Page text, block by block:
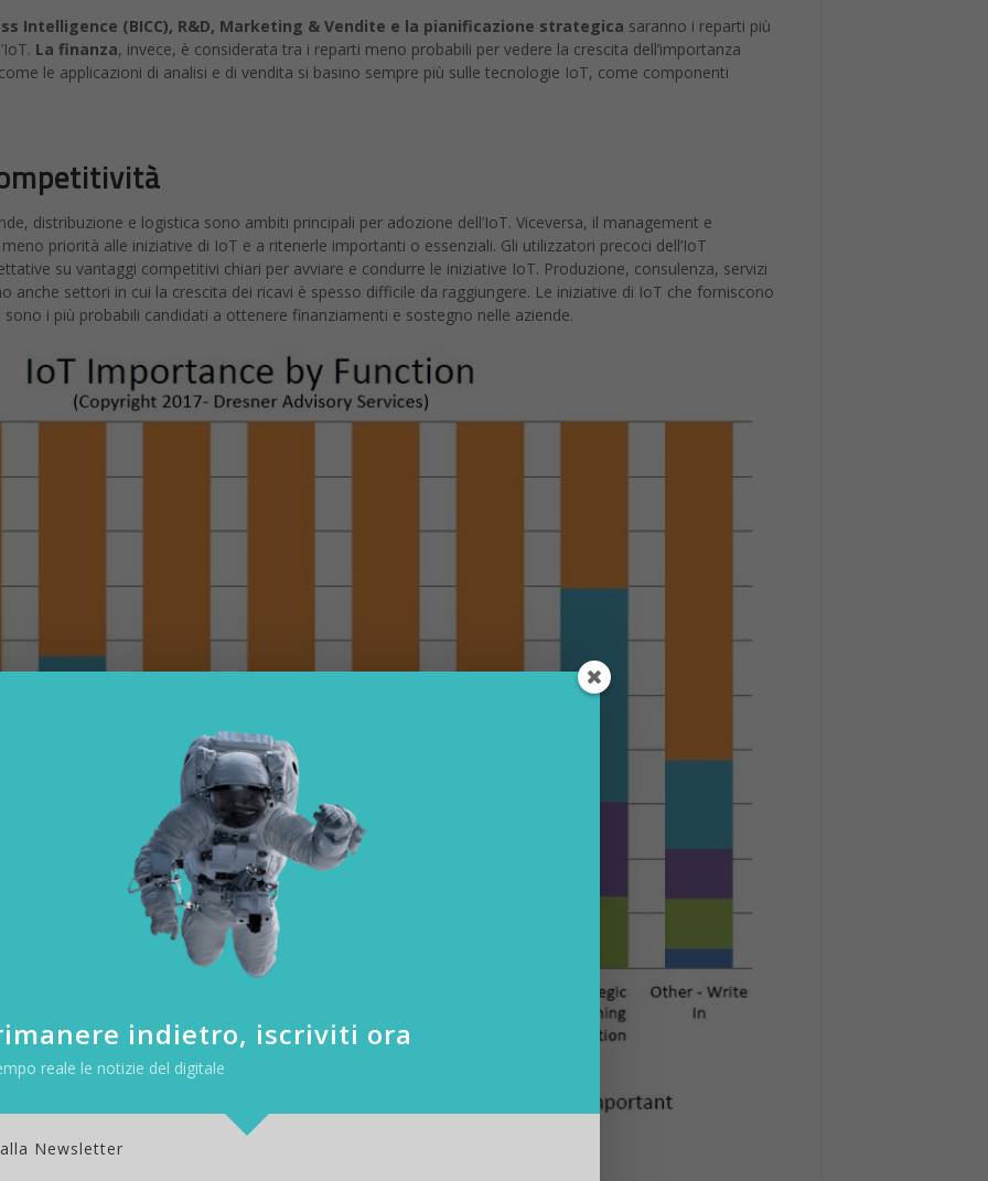
Intelligence (BICC), R&D, Marketing & Vendite e la pianificazione strategica saranno i reparti più
La finanza, invece, è considerata tra i reparti meno probabili per vedere la crescita dell’importanza
le applicazioni di analisi e di vendita si basino sempre più sulle tecnologie IoT, come componenti
distribuzione e logistica sono ambiti principali per adozione dell’IoT. Viceversa, il management e
priorità alle iniziative di IoT e a ritenerle importanti o essenziali. Gli utilizzatori precoci dell’IoT
su vantaggi competitivi chiari per avviare e condurre le iniziative IoT. Produzione, consulenza, servizi
anche settori in cui la crescita dei ricavi è spesso difficile da raggiungere. Le iniziative di IoT che forniscono
i più probabili candidati a ottenere finanziamenti e sostegno nelle aziende.
indietro, iscriviti ora
reale le notizie del digitale
Newsletter